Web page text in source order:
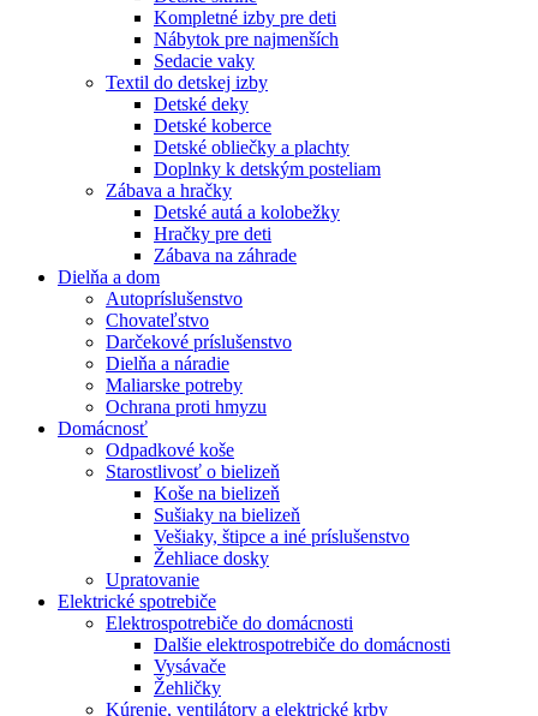
Kompletné izby pre deti
Nábytok pre najmenších
Sedacie vaky
Textil do detskej izby
Detské deky
Detské koberce
Detské obliečky a plachty
Doplnky k detským posteliam
Zábava a hračky
Detské autá a kolobežky
Hračky pre deti
Zábava na záhrade
Dielňa a dom
Autopríslušenstvo
Chovateľstvo
Darčekové príslušenstvo
Dielňa a náradie
Maliarske potreby
Ochrana proti hmyzu
Domácnosť
Odpadkové koše
Starostlivosť o bielizeň
Koše na bielizeň
Sušiaky na bielizeň
Vešiaky, štipce a iné príslušenstvo
Žehliace dosky
Upratovanie
Elektrické spotrebiče
Elektrospotrebiče do domácnosti
Dalšie elektrospotrebiče do domácnosti
Vysávače
Žehličky
Kúrenie, ventilátory a elektrické krby